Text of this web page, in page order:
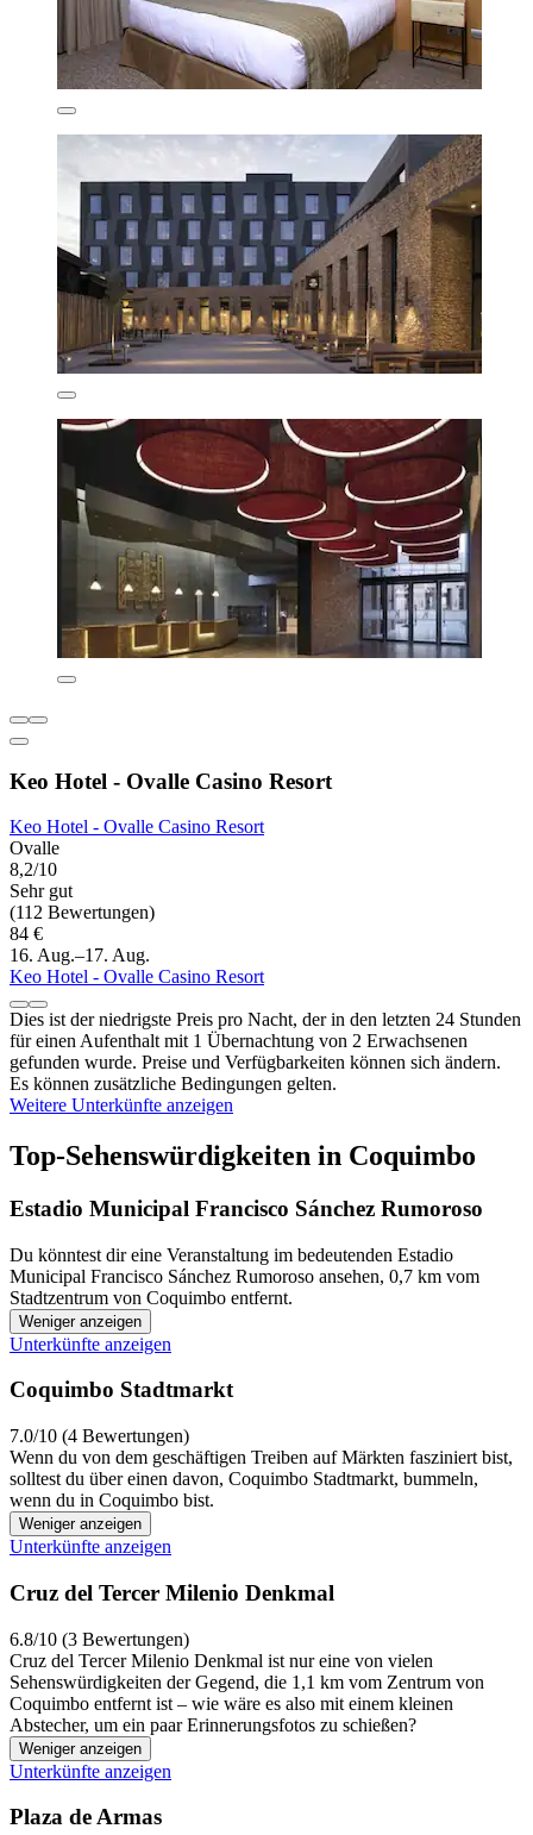
Keo Hotel - Ovalle Casino Resort
Keo Hotel - Ovalle Casino Resort
Ovalle
8,2/10
Sehr gut
(112 Bewertungen)
84 €
16. Aug.–17. Aug.
Keo Hotel - Ovalle Casino Resort
Dies ist der niedrigste Preis pro Nacht, der in den letzten 24 Stunden
für einen Aufenthalt mit 1 Übernachtung von 2 Erwachsenen
gefunden wurde. Preise und Verfügbarkeiten können sich ändern.
Es können zusätzliche Bedingungen gelten.
Weitere Unterkünfte anzeigen
Top-Sehenswürdigkeiten in Coquimbo
Estadio Municipal Francisco Sánchez Rumoroso
Du könntest dir eine Veranstaltung im bedeutenden Estadio
Municipal Francisco Sánchez Rumoroso ansehen, 0,7 km vom
Stadtzentrum von Coquimbo entfernt.
Weniger anzeigen
Unterkünfte anzeigen
Coquimbo Stadtmarkt
7.0/10 (4 Bewertungen)
Wenn du von dem geschäftigen Treiben auf Märkten fasziniert bist,
solltest du über einen davon, Coquimbo Stadtmarkt, bummeln,
wenn du in Coquimbo bist.
Weniger anzeigen
Unterkünfte anzeigen
Cruz del Tercer Milenio Denkmal
6.8/10 (3 Bewertungen)
Cruz del Tercer Milenio Denkmal ist nur eine von vielen
Sehenswürdigkeiten der Gegend, die 1,1 km vom Zentrum von
Coquimbo entfernt ist – wie wäre es also mit einem kleinen
Abstecher, um ein paar Erinnerungsfotos zu schießen?
Weniger anzeigen
Unterkünfte anzeigen
Plaza de Armas